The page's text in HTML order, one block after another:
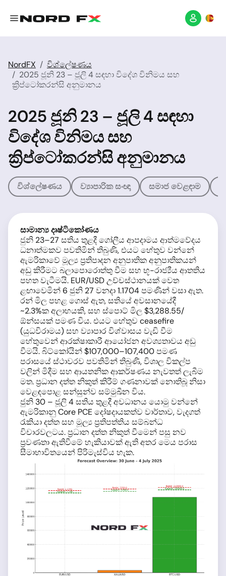
NordFX
විශ්ලේෂණය
2025 ජූනි 23 – ජූලි 4 සඳහා විදේශ විනිමය සහ
ක්‍රිප්ටෝකරන්සි අනුමානය
2025 ජූනි 23 – ජූලි 4 සඳහා
විදේශ විනිමය සහ
ක්‍රිප්ටෝකරන්සි අනුමානය
විශ්ලේෂණය ව්‍යාපාරික සංඥා සමාජ වෙළඳාම
සාමාන්‍ය දෘෂ්ටිකෝණය
ජුනි 23–27 සතිය තුළදී ගෝලීය ආපදාමය ආත්මවේදය
ධනාත්මකව පවතිමින් තිබුණි, එයට හේතුව වන්නේ
ඇමරිකාවේ මූල්‍ය ප්‍රතිපාදන අනුපාතික අනුපාතිකයන්
අඩු කිරීමට බලාපොරොත්තු වීම සහ භූ-රාජ්‍යීය ආතතිය
පහත වැටීමයි. EUR/USD උච්චස්ථානයක් වෙත
ළඟාවෙමින් 6 ජුනි 27 වනදා 1.1704 පමණින් වසා ඇත.
රන් මිල පහළ ගොස් ඇත, සතියේ අවසානයේදී
~2.3%ක අලාභයකි, සහ ස්පොට් මිල $3,288.55/
ඕන්සයක් පමණ විය. එයට හේතුව ceasefire
(යුධවිරාමය) සහ ව්‍යාපාර විශ්වාසය වැඩි වීම
හේතුවෙන් ආරක්ෂාකාරී ආයෝජන අවශ්‍යතාවය අඩු
වීමයි. බිට්කෝයින් $107,000–107,400 පමණ
පරාසයේ ස්ථාවරව පවතිමින් තිබුණි, විශාල විකල්ප
වලින් මිදීම සහ ආයතනික ආකර්ෂණය නැවතත් ලැබීම
මත. ප්‍රධාන දත්ත නිකුත් කිරීම් ගණනාවක් නොතිබූ නිසා
වෙළඳපොළ සන්සුන්ව සම්මුඛීන විය.
ජුනි 30 – ජූලි 4 සතිය තුළදී අවධානය යොමු වන්නේ
ඇමරිකානු Core PCE දෝෂදායකත්ව වාර්තාව, වැදගත්
රැකියා දත්ත සහ මූල්‍ය ප්‍රතිපත්තිය සම්බන්ධ
විචාරවලටය. ප්‍රධාන දත්ත නිකුත් වීමෙන් පසු නව
ප්‍රවණතා ඇතිවීමේ හැකියාවක් ඇති අතර මෙය පරාස
සීමාභාවිතයෙන් පිරිමැස්විය හැක.